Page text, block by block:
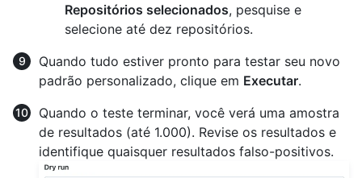
Repositórios selecionados, pesquise e
selecione até dez repositórios.
Quando tudo estiver pronto para testar seu novo
padrão personalizado, clique em Executar.
Quando o teste terminar, você verá uma amostra
de resultados (até 1.000). Revise os resultados e
identifique quaisquer resultados falso-positivos.